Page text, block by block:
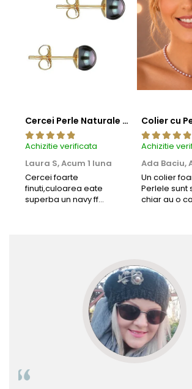
Cercei Perle Naturale Negre 5-6 mm, Buton AAA, Aur 14K (aur 585), Tip Șurub | KASKADDA®
Achizitie verificata
Laura S,Acum 1 luna
Cercei foarte
finuti,culoarea eate
superba un navy ff
Achizitie
Ada Baciu,
Un colier
Perlele sunt
chiar au o